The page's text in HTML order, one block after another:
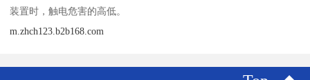
装置时，触电危害的高低。
m.zhch123.b2b168.com